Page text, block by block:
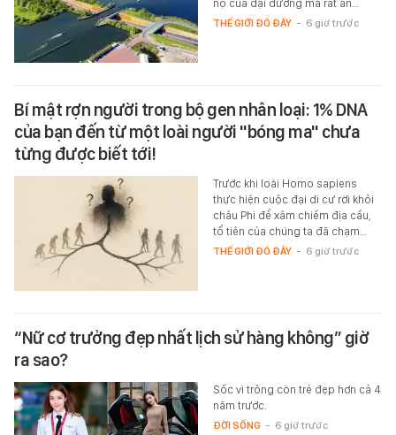
nộ của đại dương mà rất an…
THẾ GIỚI ĐÓ ĐÂY - 6 giờ trước
Bí mật rợn người trong bộ gen nhân loại: 1% DNA
của bạn đến từ một loài người "bóng ma" chưa
từng được biết tới!
Trước khi loài Homo sapiens
thực hiện cuộc đại di cư rời khỏi
châu Phi để xâm chiếm địa cầu,
tổ tiên của chúng ta đã chạm…
THẾ GIỚI ĐÓ ĐÂY - 6 giờ trước
“Nữ cơ trưởng đẹp nhất lịch sử hàng không” giờ
ra sao?
Sốc vì trông còn trẻ đẹp hơn cả 4
năm trước.
ĐỜI SỐNG - 6 giờ trước